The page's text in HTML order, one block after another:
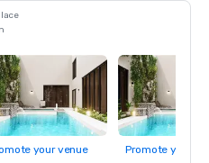
your venue Promote your